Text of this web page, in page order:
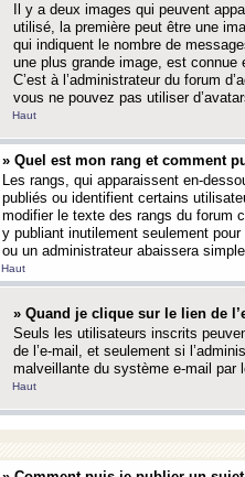
Il y a deux images qui peuvent
utilisé, la première peut être une
qui indiquent le nombre de
une plus grande image, est connue
C’est à l’administrateur du forum
vous ne pouvez pas utiliser
Haut
» Quel est mon rang et comment
Les rangs, qui apparaissent en-
publiés ou identifient certains
modifier le texte des rangs du forum
y publiant inutilement seulement
ou un administrateur abaissera
Haut
» Quand je clique sur le lien de
Seuls les utilisateurs inscrits
de l’e-mail, et seulement si
malveillante du système e-mail par
Haut